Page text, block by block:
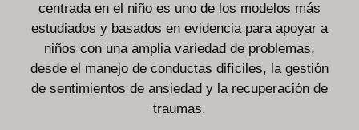
centrada en el niño es uno de los modelos más
estudiados y basados en evidencia para apoyar a
niños con una amplia variedad de problemas,
desde el manejo de conductas difíciles, la gestión
de sentimientos de ansiedad y la recuperación de
traumas.